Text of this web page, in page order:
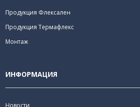
Продукция Флексален
Продукция Термафлекс
Монтаж
ИНФОРМАЦИЯ
Новости